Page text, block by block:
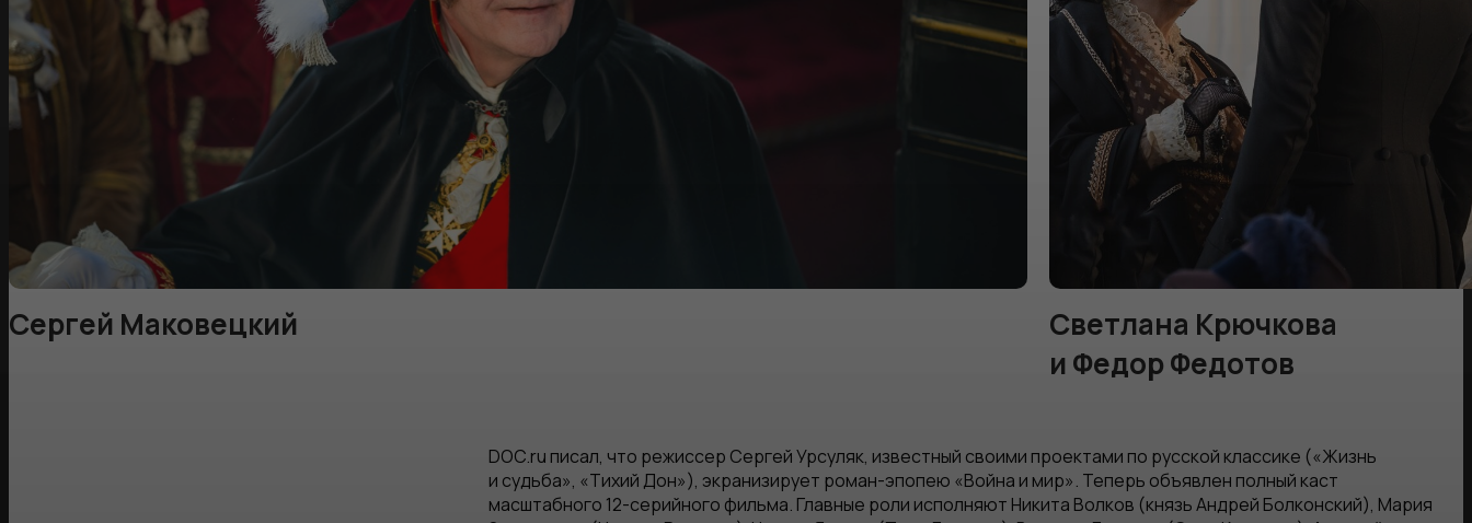
Сергей Маковецкий
Светлана Крючкова
и Федор Федотов
DOC.ru писал, что режиссер Сергей Урсуляк, известный своими проектами по русской классике («Жизнь
и судьба», «Тихий Дон»), экранизирует роман-эпопею «Война и мир». Теперь объявлен полный каст
масштабного 12-серийного фильма. Главные роли исполняют Никита Волков (князь Андрей Болконский), Мария